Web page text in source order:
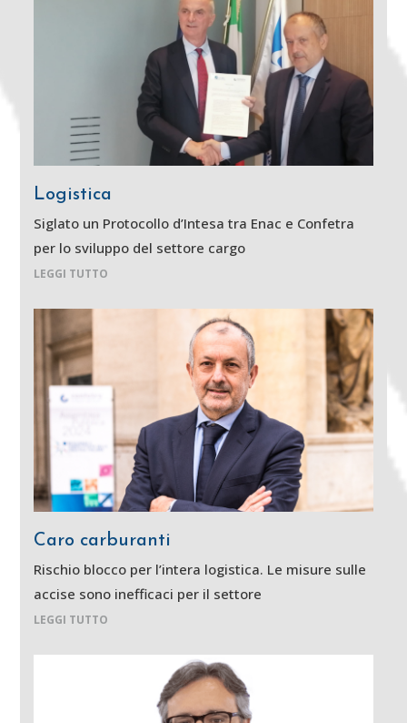
Logistica
Siglato un Protocollo d’Intesa tra Enac e Confetra
per lo sviluppo del settore cargo
LEGGI TUTTO
Caro carburanti
Rischio blocco per l’intera logistica. Le misure sulle
accise sono inefficaci per il settore
LEGGI TUTTO